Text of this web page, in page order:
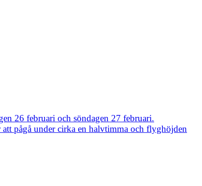
26 februari och söndagen 27 februari.
pågå under cirka en halvtimma och flyghöjden